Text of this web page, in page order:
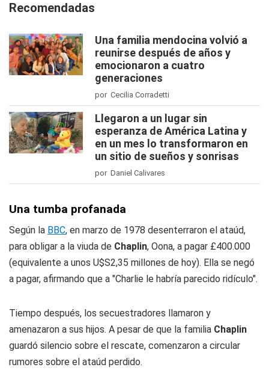
Recomendadas
Una familia mendocina volvió a
reunirse después de años y
emocionaron a cuatro
generaciones
por Cecilia Corradetti
Llegaron a un lugar sin
esperanza de América Latina y
en un mes lo transformaron en
un sitio de sueños y sonrisas
por Daniel Calivares
Una tumba profanada
Según la BBC, en marzo de 1978 desenterraron el ataúd,
para obligar a la viuda de Chaplin, Oona, a pagar £400.000
(equivalente a unos U$S2,35 millones de hoy). Ella se negó
a pagar, afirmando que a "Charlie le habría parecido ridículo".
Tiempo después, los secuestradores llamaron y
amenazaron a sus hijos. A pesar de que la familia Chaplin
guardó silencio sobre el rescate, comenzaron a circular
rumores sobre el ataúd perdido.